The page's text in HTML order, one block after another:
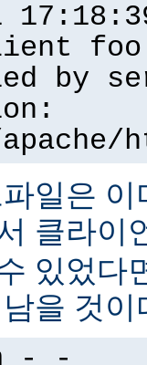
by
일은
클라이
있었다
을 것이